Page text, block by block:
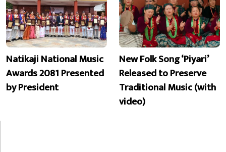
Natikaji National Music
Awards 2081 Presented
by President
New Folk Song ‘Piyari’
Released to Preserve
Traditional Music (with
video)